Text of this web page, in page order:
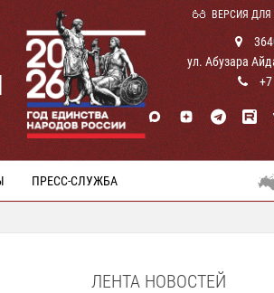
ВЕРСИЯ
ул. Абузара
ПРЕСС-СЛУЖБА
ЛЕНТА НОВОСТЕЙ